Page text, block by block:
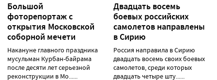
Большой
фоторепортаж с
открытия Московской
соборной мечети
Накануне главного праздника
мусульман Курбан-байрама
после десяти лет серьезной
реконструкции в Мо......
Двадцать восемь
боевых российских
самолетов направлены
в Сирию
Россия направила в Сирию
двадцать восемь своих боевых
самолетов, среди которых
двадцать четыре шту......